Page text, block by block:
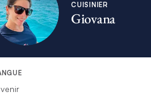
CUISINIER
Giovana